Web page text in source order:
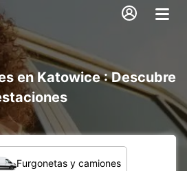
en Katowice : Descubre
Furgonetas y camiones